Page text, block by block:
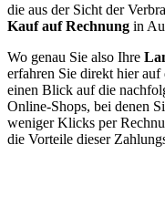
die aus der Sicht der
Kauf auf Rechnung in
Wo genau Sie also Ihre
erfahren Sie direkt hier auf
einen Blick auf die
Online-Shops, bei denen
weniger Klicks per
die Vorteile dieser